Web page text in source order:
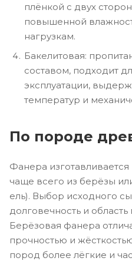
плёнкой с двух
повышенной
нагрузкам.
Бакелитовая:
составом, подходит
эксплуатации,
температур и
По породе
Фанера
чаще всего из берёзы
ель). Выбор исходного
долговечность и
Берёзовая фанера
прочностью и
пород более лёгкие и